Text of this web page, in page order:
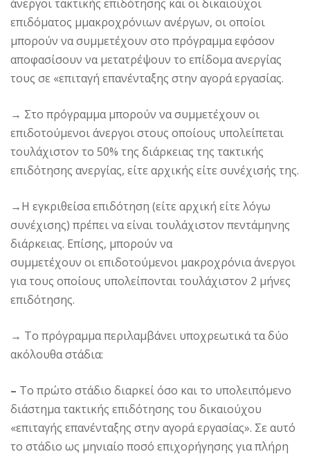
άνεργοι τακτικής επιδότησης και οι δικαιούχοι
επιδόματος μμακροχρόνιων ανέργων, οι οποίοι
μπορούν να συμμετέχουν στο πρόγραμμα εφόσον
αποφασίσουν να μετατρέψουν το επίδομα ανεργίας
τους σε «επιταγή επανένταξης στην αγορά εργασίας.
→ Στο πρόγραμμα μπορούν να συμμετέχουν οι
επιδοτούμενοι άνεργοι στους οποίους υπολείπεται
τουλάχιστον το 50% της διάρκειας της τακτικής
επιδότησης ανεργίας, είτε αρχικής είτε συνέχισής της.
→Η εγκριθείσα επιδότηση (είτε αρχική είτε λόγω
συνέχισης) πρέπει να είναι τουλάχιστον πεντάμηνης
διάρκειας. Επίσης, μπορούν να
συμμετέχουν οι επιδοτούμενοι μακροχρόνια άνεργοι
για τους οποίους υπολείπονται τουλάχιστον 2 μήνες
επιδότησης.
→ Το πρόγραμμα περιλαμβάνει υποχρεωτικά τα δύο
ακόλουθα στάδια:
– Το πρώτο στάδιο διαρκεί όσο και το υπολειπόμενο
διάστημα τακτικής επιδότησης του δικαιούχου
«επιταγής επανένταξης στην αγορά εργασίας». Σε αυτό
το στάδιο ως μηνιαίο ποσό επιχορήγησης για πλήρη